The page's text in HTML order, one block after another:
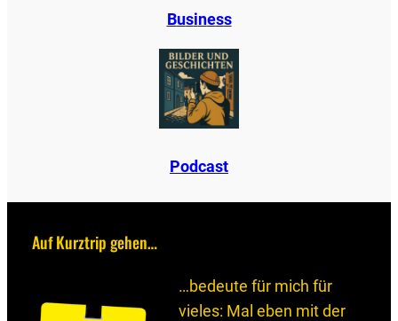
Business
Podcast
Auf Kurztrip gehen…
…bedeute für mich für
vieles: Mal eben mit der